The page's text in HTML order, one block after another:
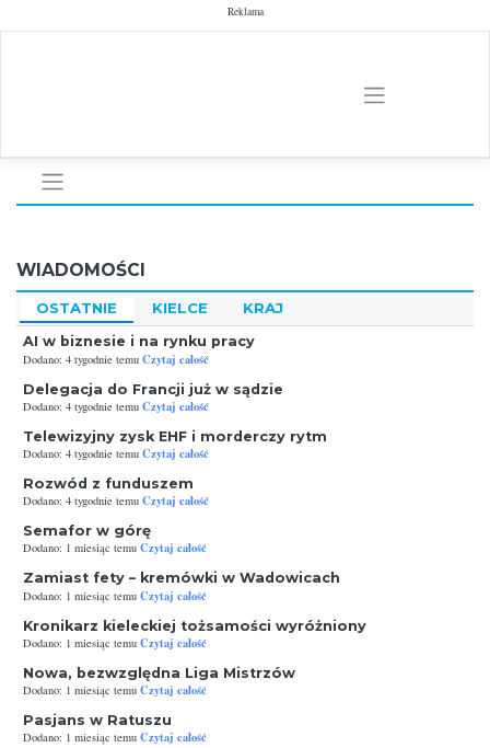
to
Reklama
WIADOMOŚCI
OSTATNIE KIELCE KRAJ
AI w biznesie i na rynku pracy
Dodano: 4 tygodnie temu Czytaj całość
Delegacja do Francji już w sądzie
Dodano: 4 tygodnie temu Czytaj całość
Telewizyjny zysk EHF i morderczy rytm
Dodano: 4 tygodnie temu Czytaj całość
Rozwód z funduszem
Dodano: 4 tygodnie temu Czytaj całość
Semafor w górę
Dodano: 1 miesiąc temu Czytaj całość
Zamiast fety – kremówki w Wadowicach
Dodano: 1 miesiąc temu Czytaj całość
Kronikarz kieleckiej tożsamości wyróżniony
Dodano: 1 miesiąc temu Czytaj całość
Nowa, bezwzględna Liga Mistrzów
Dodano: 1 miesiąc temu Czytaj całość
Pasjans w Ratuszu
Dodano: 1 miesiąc temu Czytaj całość